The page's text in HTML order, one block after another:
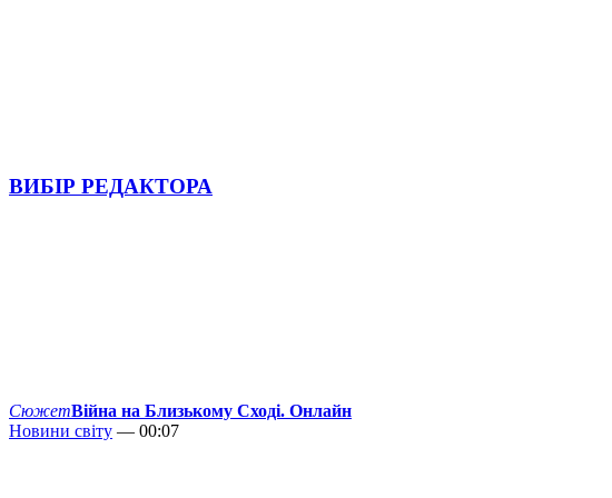
ВИБІР РЕДАКТОРА
СюжетВійна на Близькому Сході. Онлайн
Новини світу — 00:07